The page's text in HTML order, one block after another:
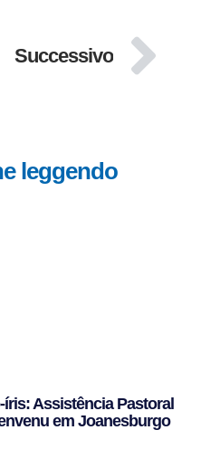
Successivo
leggendo
Assistência Pastoral
em Joanesburgo